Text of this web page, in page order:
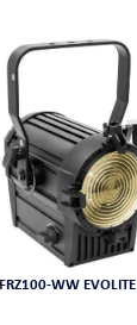
FRZ100-WW EVOLITE